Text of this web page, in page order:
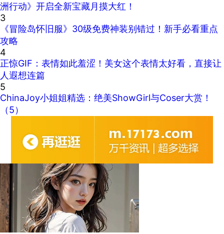
洲行动》开启全新宝藏月摸大红！
3
《冒险岛怀旧服》30级免费神装别错过！新手必看重点
攻略
4
正惊GIF：表情如此羞涩！美女这个表情太好看，直接让
人遐想连篇
5
ChinaJoy小姐姐精选：绝美ShowGirl与Coser大赏！
（5）